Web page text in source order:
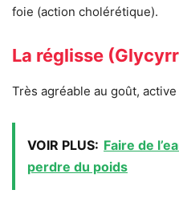
foie (action cholérétique).
La réglisse
Très agréable au goût,
VOIR PLUS: Faire de
perdre du poids